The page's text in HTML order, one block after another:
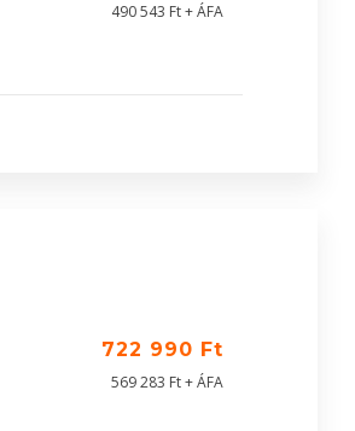
490 543 Ft + ÁFA
722 990 Ft
569 283 Ft + ÁFA